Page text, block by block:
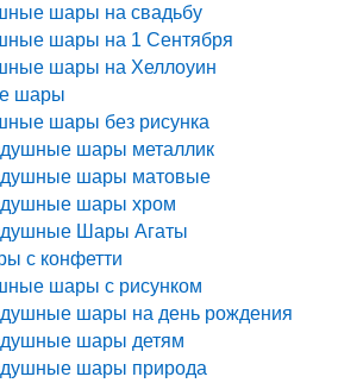
шары на свадьбу
шары на 1 Сентября
шары на Хеллоуин
шары
шары без рисунка
шары металлик
шары матовые
шары хром
Шары Агаты
с конфетти
шары с рисунком
шары на день рождения
шары детям
шары природа